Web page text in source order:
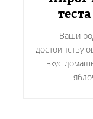
Ваши
достоинству
вкус